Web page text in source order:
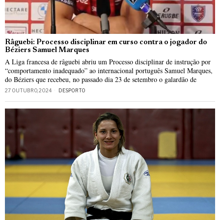
Râguebi: Processo disciplinar em curso contra o jogador do
Béziers Samuel Marques
A Liga francesa de râguebi abriu um Processo disciplinar de instrução por
“comportamento inadequado” ao internacional português Samuel Marques,
do Béziers que recebeu, no passado dia 23 de setembro o galardão de
27 OUTUBRO, 2024 DESPORTO